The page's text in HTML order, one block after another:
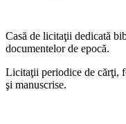
Casă de licitaţii dedicată
documentelor de epocă.
Licitaţii periodice de cărţi,
şi manuscrise.